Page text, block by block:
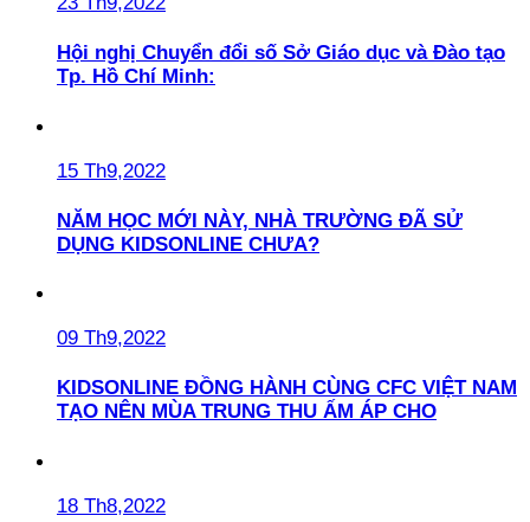
Hội nghị Chuyển đổi số Sở Giáo dục và Đào tạo
Tp. Hồ Chí Minh:
15 Th9,2022
NĂM HỌC MỚI NÀY, NHÀ TRƯỜNG ĐÃ SỬ
DỤNG KIDSONLINE CHƯA?
09 Th9,2022
KIDSONLINE ĐỒNG HÀNH CÙNG CFC VIỆT NAM
TẠO NÊN MÙA TRUNG THU ẤM ÁP CHO
18 Th8,2022